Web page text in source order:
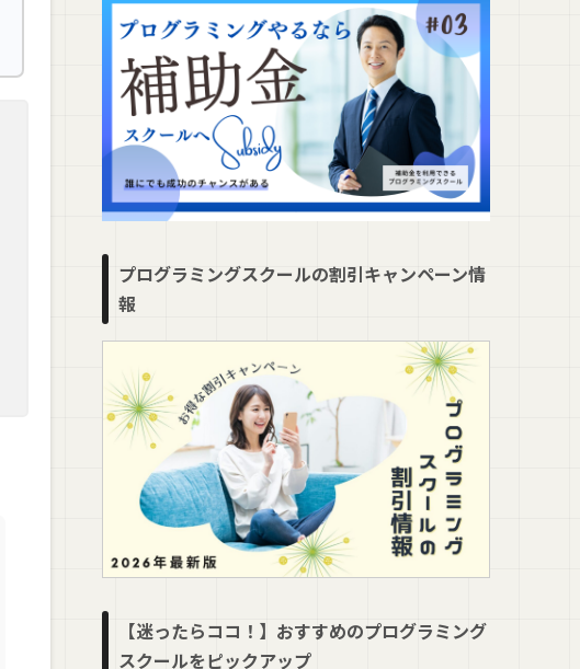
プログラミングスクールの割引キャンペーン情
報
【迷ったらココ！】おすすめのプログラミング
スクールをピックアップ